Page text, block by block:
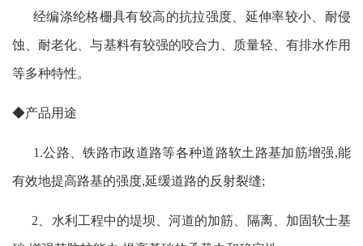
经编涤纶格栅具有较高的抗拉强度、延伸率较小、耐侵
蚀、耐老化、与基料有较强的咬合力、质量轻、有排水作用
等多种特性。
◆产品用途
1.公路、铁路市政道路等各种道路软土路基加筋增强,能
有效地提高路基的强度,延缓道路的反射裂缝;
2、水利工程中的堤坝、河道的加筋、隔离、加固软士基